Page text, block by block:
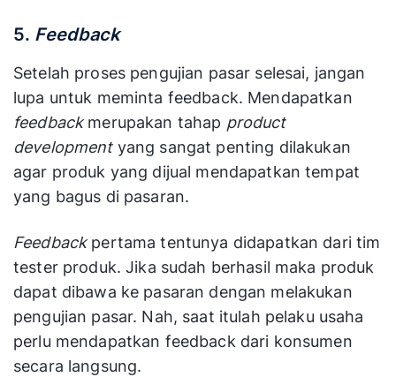
5. Feedback
Setelah proses pengujian pasar selesai, jangan
lupa untuk meminta feedback. Mendapatkan
feedbackmerupakan tahap product
developmentyang sangat penting dilakukan
agar produk yang dijual mendapatkan tempat
yang bagus di pasaran.
Feedbackpertama tentunya didapatkan dari tim
tester produk. Jika sudah berhasil maka produk
dapat dibawa ke pasaran dengan melakukan
pengujian pasar. Nah, saat itulah pelaku usaha
perlu mendapatkan feedback dari konsumen
secara langsung.